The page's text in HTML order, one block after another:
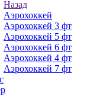
Назад
Аэрохоккей
Аэрохоккей 3 фт
Аэрохоккей 5 фт
Аэрохоккей 6 фт
Аэрохоккей 4 фт
Аэрохоккей 7 фт